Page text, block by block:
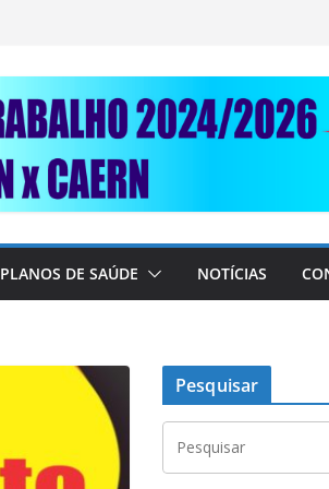
PLANOS DE SAÚDE NOTÍCIAS
Pesquisar